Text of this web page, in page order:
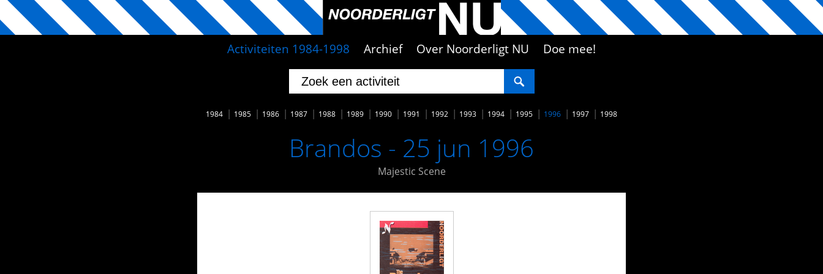
Activiteiten 1984-1998 Archief Over Noorderligt NU Doe mee!
1984 1985 1986 1987 1988 1989 1990 1991 1992 1993 1994 1995 1996 1997 1998
Brandos - 25 jun 1996
Majestic Scene